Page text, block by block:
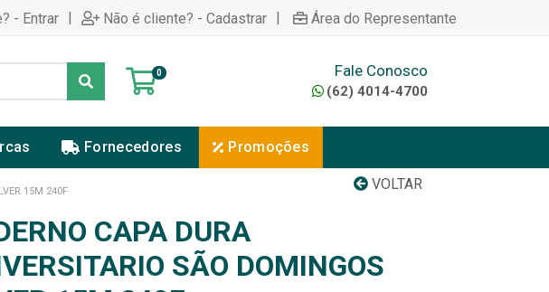
- Entrar | Não é cliente? - Cadastrar | Área do Representante
0 Fale Conosco
(62) 4014-4700
Fornecedores Promoções
VOLTAR
15M 240F
CAPA DURA
SÃO DOMINGOS